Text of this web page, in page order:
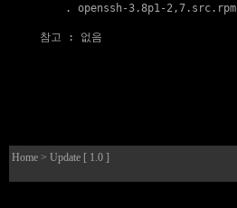
    .
openssh-3.8p1-2,7.src.rpm
참고 : 없음
Home > Update [ 1.0 ]